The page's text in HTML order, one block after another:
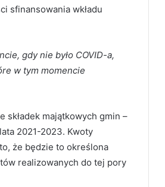
sfinansowania wkładu
gdy nie było COVID-a,
w tym momencie
składek majątkowych gmin –
2021-2023. Kwoty
że będzie to określona
realizowanych do tej pory